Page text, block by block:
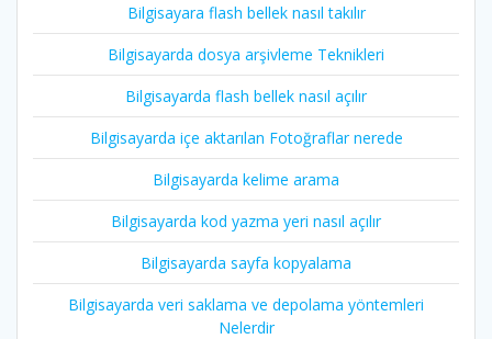
Bilgisayara flash bellek nasıl takılır
Bilgisayarda dosya arşivleme Teknikleri
Bilgisayarda flash bellek nasıl açılır
Bilgisayarda içe aktarılan Fotoğraflar nerede
Bilgisayarda kelime arama
Bilgisayarda kod yazma yeri nasıl açılır
Bilgisayarda sayfa kopyalama
Bilgisayarda veri saklama ve depolama yöntemleri
Nelerdir